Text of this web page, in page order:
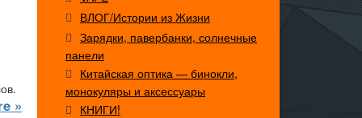
»
ВЛОГ/Истории из Жизни
Зарядки, павербанки, солнечные
панели
Китайская оптика — бинокли,
монокуляры и аксессуары
КНИГИ!